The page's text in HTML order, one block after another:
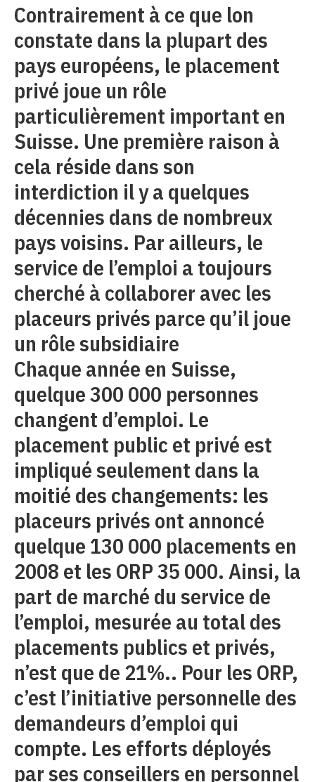
Contrairement à ce que lon
constate dans la plupart des
pays européens, le placement
privé joue un rôle
particulièrement important en
Suisse. Une première raison à
cela réside dans son
interdiction il y a quelques
décennies dans de nombreux
pays voisins. Par ailleurs, le
service de l’emploi a toujours
cherché à collaborer avec les
placeurs privés parce qu’il joue
un rôle subsidiaire
Chaque année en Suisse,
quelque 300 000 personnes
changent d’emploi. Le
placement public et privé est
impliqué seulement dans la
moitié des changements: les
placeurs privés ont annoncé
quelque 130 000 placements en
2008 et les ORP 35 000. Ainsi, la
part de marché du service de
l’emploi, mesurée au total des
placements publics et privés,
n’est que de 21%.. Pour les ORP,
c’est l’initiative personnelle des
demandeurs d’emploi qui
compte. Les efforts déployés
par ses conseillers en personnel